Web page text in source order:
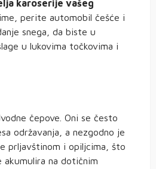
karoserije vašeg
perite automobil češće i
snega, da biste u
u lukovima točkovima i
čepove. Oni se često
održavanja, a nezgodno je
prljavštinom i opiljcima, što
akumulira na dotičnim